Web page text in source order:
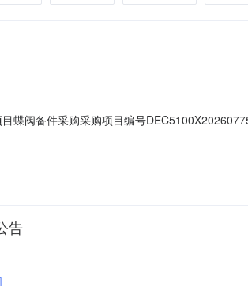
阀备件采购采购项目编号
供应商自助--投标报价界面进行报价。五、联系
告